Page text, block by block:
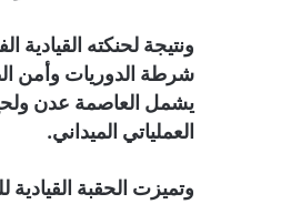
ونتيجة لحنكته القيادية
شرطة الدوريات وأمن
يشمل العاصمة عدن ولحج
العملياتي الميداني.
وتميزت الحقبة القيادية